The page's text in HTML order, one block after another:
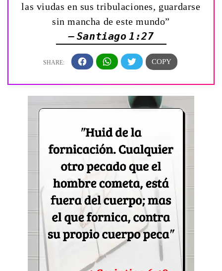
las viudas en sus tribulaciones, guardarse
sin mancha de este mundo”
— Santiago 1:27